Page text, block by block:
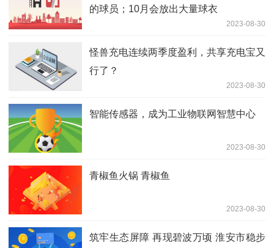
的球员；10月会放出大量球衣
2023-08-30
怪兽充电连续两季度盈利，共享充电宝又
行了？
2023-08-30
智能传感器，成为工业物联网智慧中心
2023-08-30
青椒鱼火锅 青椒鱼
2023-08-30
筑牢生态屏障 再现碧波万顷 淮安市稳步